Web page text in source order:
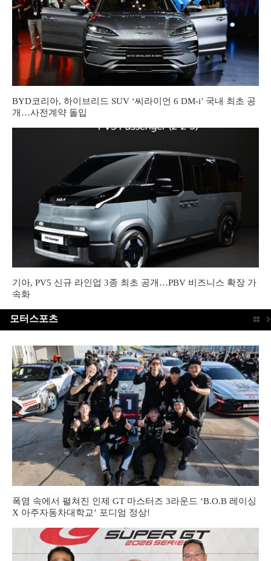
BYD코리아, 하이브리드 SUV ‘씨라이언 6 DM-i’ 국내 최초 공
개…사전계약 돌입
기아, PV5 신규 라인업 3종 최초 공개…PBV 비즈니스 확장 가
속화
모터스포츠
폭염 속에서 펼쳐진 인제 GT 마스터즈 3라운드 ‘B.O.B 레이싱
X 아주자동차대학교’ 포디엄 정상!